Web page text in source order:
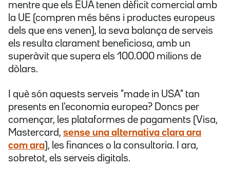
mentre que els EUA tenen dèficit comercial amb
la UE (compren més béns i productes europeus
dels que ens venen), la seva balança de serveis
els resulta clarament beneficiosa, amb un
superàvit que supera els 100.000 milions de
dòlars.
I què són aquests serveis "made in USA" tan
presents en l'economia europea? Doncs per
començar, les plataformes de pagaments (Visa,
Mastercard, sense una alternativa clara ara
com ara), les finances o la consultoria. I ara,
sobretot, els serveis digitals.